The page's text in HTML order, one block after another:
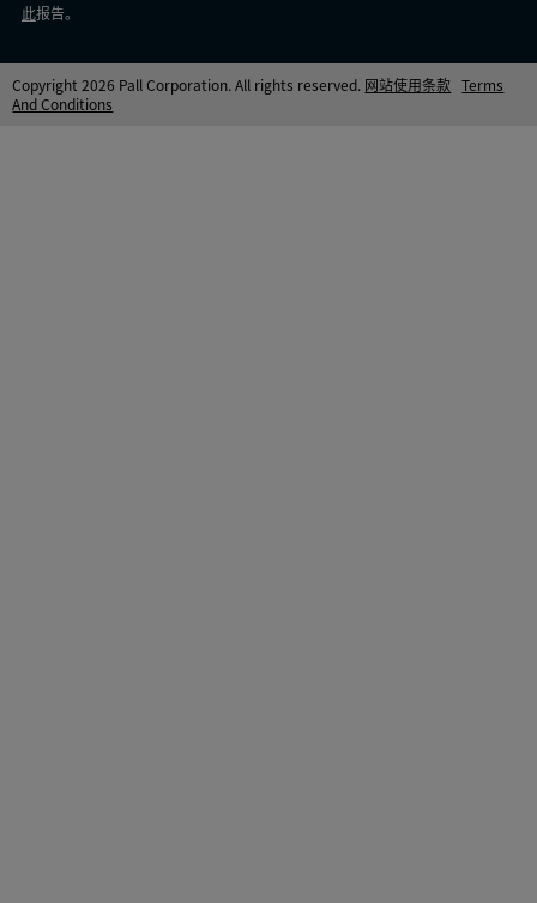
此报告。
Copyright 2026 Pall Corporation. All rights reserved. 网站使用条款 Terms
And Conditions